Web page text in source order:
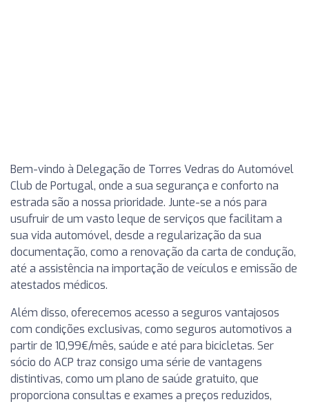
Bem-vindo à Delegação de Torres Vedras do Automóvel
Club de Portugal, onde a sua segurança e conforto na
estrada são a nossa prioridade. Junte-se a nós para
usufruir de um vasto leque de serviços que facilitam a
sua vida automóvel, desde a regularização da sua
documentação, como a renovação da carta de condução,
até a assistência na importação de veículos e emissão de
atestados médicos.
Além disso, oferecemos acesso a seguros vantajosos
com condições exclusivas, como seguros automotivos a
partir de 10,99€/mês, saúde e até para bicicletas. Ser
sócio do ACP traz consigo uma série de vantagens
distintivas, como um plano de saúde gratuito, que
proporciona consultas e exames a preços reduzidos,